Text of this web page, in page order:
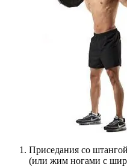
Приседания со
(или жим ногами с